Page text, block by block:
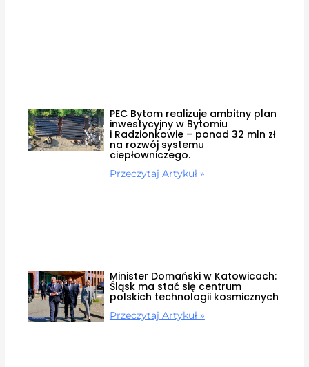
PEC Bytom realizuje ambitny plan
inwestycyjny w Bytomiu
i Radzionkowie – ponad 32 mln zł
na rozwój systemu
ciepłowniczego.
Przeczytaj Artykuł »
Minister Domański w Katowicach:
Śląsk ma stać się centrum
polskich technologii kosmicznych
Przeczytaj Artykuł »